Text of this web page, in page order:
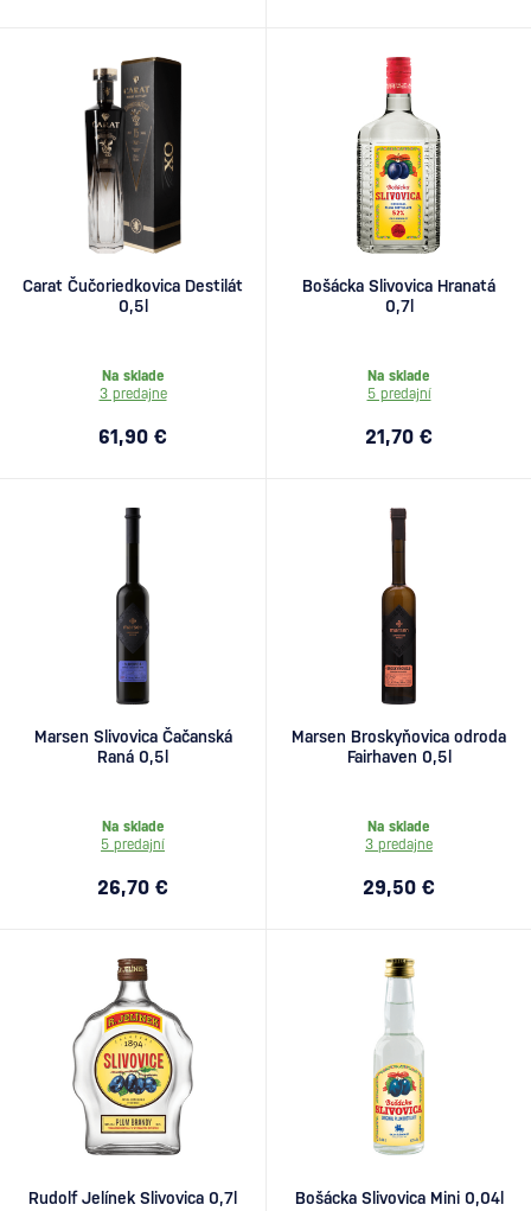
Carat Čučoriedkovica Destilát
0,5l
Na sklade
3 predajne
61,90 €
Bošácka Slivovica Hranatá
0,7l
Na sklade
5 predajní
21,70 €
Marsen Slivovica Čačanská
Raná 0,5l
Na sklade
5 predajní
26,70 €
Marsen Broskyňovica odroda
Fairhaven 0,5l
Na sklade
3 predajne
29,50 €
Rudolf Jelínek Slivovica 0,7l Bošácka Slivovica Mini 0,04l